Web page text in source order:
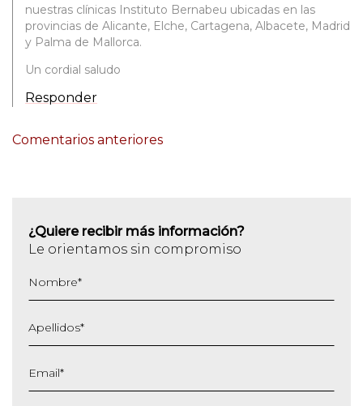
nuestras clínicas Instituto Bernabeu ubicadas en las
provincias de Alicante, Elche, Cartagena, Albacete, Madrid
y Palma de Mallorca.
Un cordial saludo
Responder
NAVEGACIÓN
Comentarios anteriores
¿Quiere recibir más información?
Le orientamos sin compromiso
Nombre*
Apellidos*
Email*